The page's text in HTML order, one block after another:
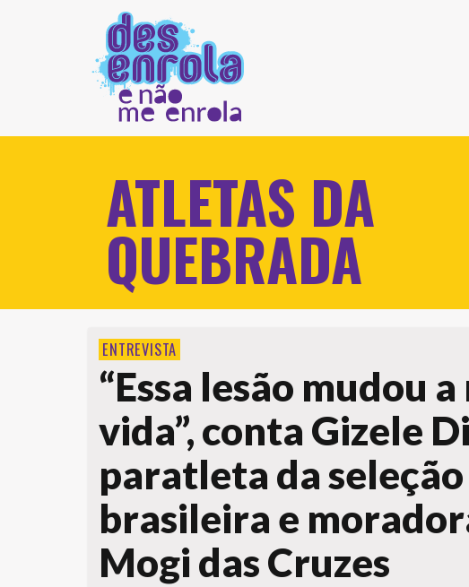
ATLETAS DA
QUEBRADA
ENTREVISTA
“Essa lesão mudou
vida”, conta Gizele
paratleta da seleção
brasileira e
Mogi das Cruzes